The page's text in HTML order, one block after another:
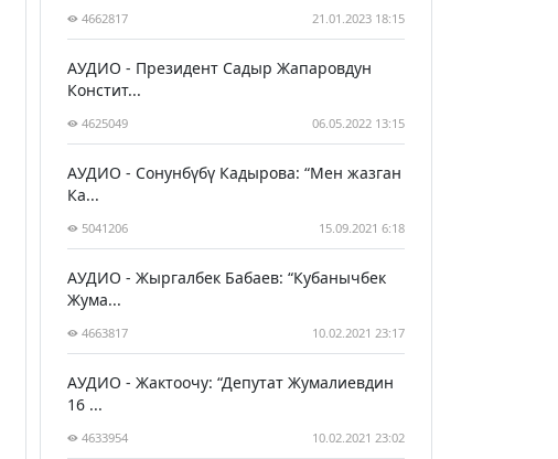
4662817 21.01.2023 18:15
АУДИО - Президент Садыр Жапаровдун
Констит...
4625049 06.05.2022 13:15
АУДИО - Сонунбүбү Кадырова: “Мен жазган
Ка...
5041206 15.09.2021 6:18
АУДИО - Жыргалбек Бабаев: “Кубанычбек
Жума...
4663817 10.02.2021 23:17
АУДИО - Жактоочу: “Депутат Жумалиевдин
16 ...
4633954 10.02.2021 23:02